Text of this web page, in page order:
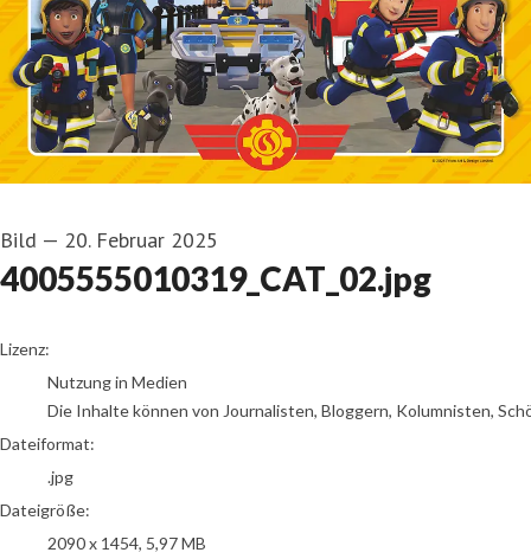
Bild — 20. Februar 2025
4005555010319_CAT_02.jpg
go to media item
Lizenz:
Nutzung in Medien
Die Inhalte können von Journalisten, Bloggern, Kolumnisten,
Dateiformat:
.jpg
Dateigröße:
2090 x 1454, 5,97 MB